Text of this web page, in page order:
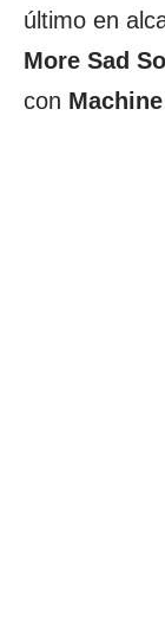
último en
More Sad
con